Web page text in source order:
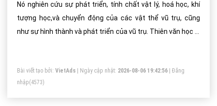
Nó nghiên cứu sự phát triển, tính chất vật lý, hoá học, khí
tượng học,và chuyển động của các vật thể vũ trụ, cũng
như sự hình thành và phát triển của vũ trụ. Thiên văn học là
Bài viết tạo bởi: VietAds | Ngày cập nhật: 2026-08-06 19:42:56
Đăng
nhập(4573)